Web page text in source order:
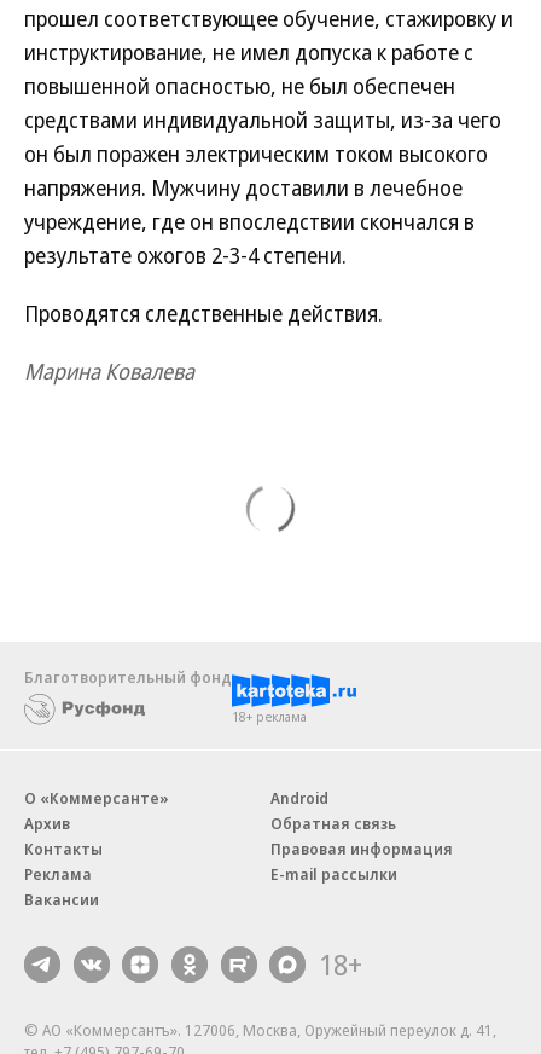
прошел соответствующее обучение, стажировку и
инструктирование, не имел допуска к работе с
повышенной опасностью, не был обеспечен
средствами индивидуальной защиты, из-за чего
он был поражен электрическим током высокого
напряжения. Мужчину доставили в лечебное
учреждение, где он впоследствии скончался в
результате ожогов 2-3-4 степени.
Проводятся следственные действия.
Марина Ковалева
Благотворительный фонд
18+ реклама
О «Коммерсанте»
Архив
Контакты
Реклама
Вакансии
Android
Обратная связь
Правовая информация
E-mail рассылки
18+
© АО «Коммерсантъ». 127006, Москва, Оружейный переулок д. 41,